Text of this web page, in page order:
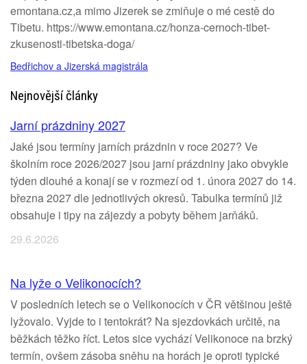
emontana.cz,a mimo Jizerek se zmiňuje o mé cestě do
Tibetu. https://www.emontana.cz/honza-cernoch-tibet-
zkusenosti-tibetska-doga/
Bedřichov a Jizerská magistrála
Nejnovější články
Jarní prázdniny 2027
Jaké jsou termíny jarních prázdnin v roce 2027? Ve
školním roce 2026/2027 jsou jarní prázdniny jako obvykle
týden dlouhé a konají se v rozmezí od 1. února 2027 do 14.
března 2027 dle jednotlivých okresů. Tabulka termínů již
obsahuje i tipy na zájezdy a pobyty během jarňáků.
29.6.2026
Na lyže o Velikonocích?
V posledních letech se o Velikonocích v ČR většinou ještě
lyžovalo. Vyjde to i tentokrát? Na sjezdovkách určitě, na
běžkách těžko říct. Letos sice vychází Velikonoce na brzký
termín, ovšem zásoba sněhu na horách je oproti typické